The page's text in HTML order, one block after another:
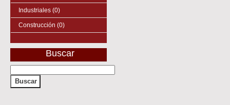
Industriales (0)
Construcción (0)
Buscar